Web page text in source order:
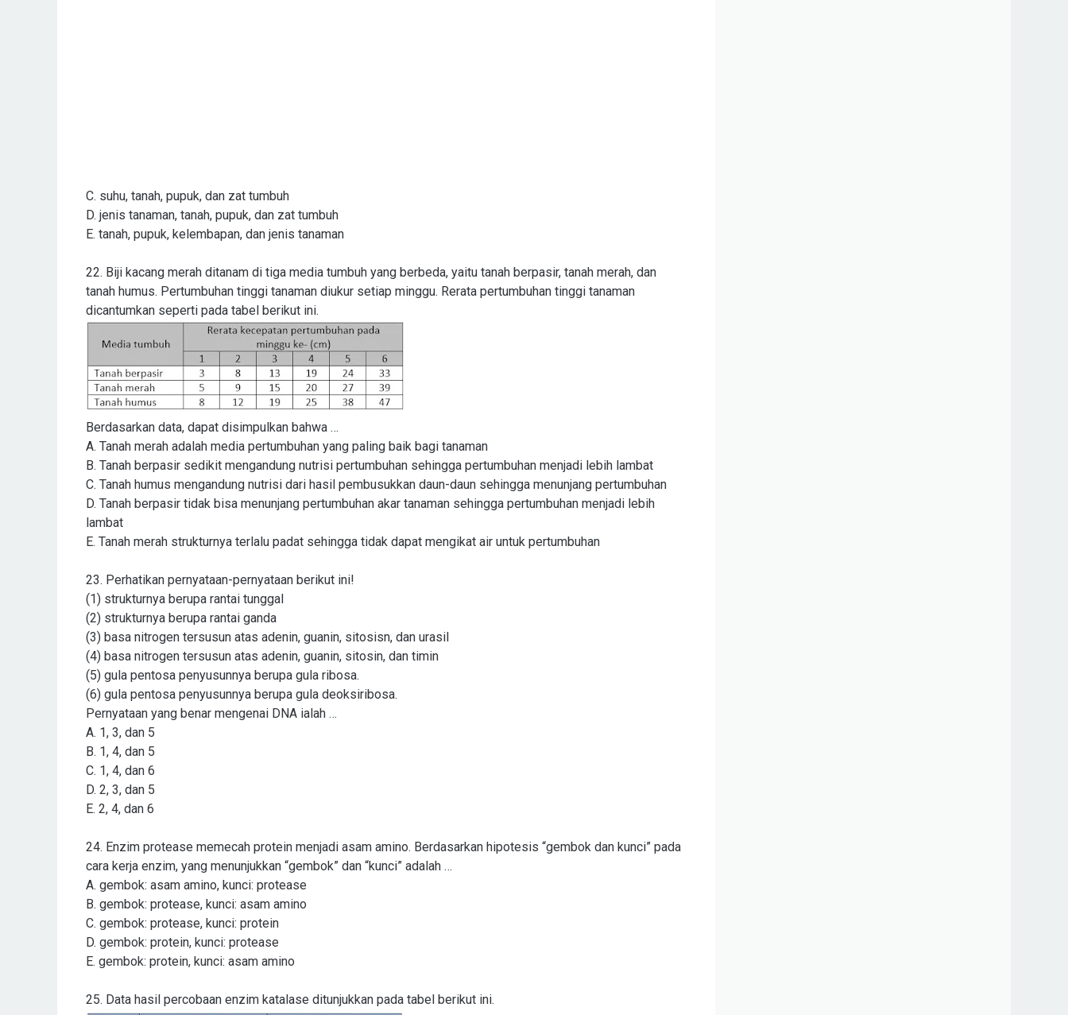
C. suhu, tanah, pupuk, dan zat tumbuh
D. jenis tanaman, tanah, pupuk, dan zat tumbuh
E. tanah, pupuk, kelembapan, dan jenis tanaman
22. Biji kacang merah ditanam di tiga media tumbuh yang berbeda, yaitu tanah berpasir, tanah merah, dan
tanah humus. Pertumbuhan tinggi tanaman diukur setiap minggu. Rerata pertumbuhan tinggi tanaman
dicantumkan seperti pada tabel berikut ini.
Berdasarkan data, dapat disimpulkan bahwa …
A. Tanah merah adalah media pertumbuhan yang paling baik bagi tanaman
B. Tanah berpasir sedikit mengandung nutrisi pertumbuhan sehingga pertumbuhan menjadi lebih lambat
C. Tanah humus mengandung nutrisi dari hasil pembusukkan daun-daun sehingga menunjang pertumbuhan
D. Tanah berpasir tidak bisa menunjang pertumbuhan akar tanaman sehingga pertumbuhan menjadi lebih
lambat
E. Tanah merah strukturnya terlalu padat sehingga tidak dapat mengikat air untuk pertumbuhan
23. Perhatikan pernyataan-pernyataan berikut ini!
(1) strukturnya berupa rantai tunggal
(2) strukturnya berupa rantai ganda
(3) basa nitrogen tersusun atas adenin, guanin, sitosisn, dan urasil
(4) basa nitrogen tersusun atas adenin, guanin, sitosin, dan timin
(5) gula pentosa penyusunnya berupa gula ribosa.
(6) gula pentosa penyusunnya berupa gula deoksiribosa.
Pernyataan yang benar mengenai DNA ialah …
A. 1, 3, dan 5
B. 1, 4, dan 5
C. 1, 4, dan 6
D. 2, 3, dan 5
E. 2, 4, dan 6
24. Enzim protease memecah protein menjadi asam amino. Berdasarkan hipotesis “gembok dan kunci” pada
cara kerja enzim, yang menunjukkan “gembok” dan “kunci” adalah …
A. gembok: asam amino, kunci: protease
B. gembok: protease, kunci: asam amino
C. gembok: protease, kunci: protein
D. gembok: protein, kunci: protease
E. gembok: protein, kunci: asam amino
25. Data hasil percobaan enzim katalase ditunjukkan pada tabel berikut ini.